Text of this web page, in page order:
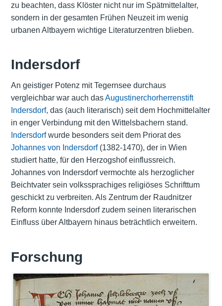
zu beachten, dass Klöster nicht nur im Spätmittelalter,
sondern in der gesamten Frühen Neuzeit im wenig
urbanen Altbayern wichtige Literaturzentren blieben.
Indersdorf
An geistiger Potenz mit Tegernsee durchaus
vergleichbar war auch dasAugustinerchorherrenstift
Indersdorf, das (auch literarisch) seit dem Hochmittelalter
in enger Verbindung mit den Wittelsbachern stand.
Indersdorfwurde besonders seit dem Priorat des
Johannes von Indersdorf(1382-1470), der in Wien
studiert hatte, für den Herzogshof einflussreich.
Johannes von Indersdorf vermochte als herzoglicher
Beichtvater sein volkssprachiges religiöses Schrifttum
geschickt zu verbreiten. Als Zentrum der Raudnitzer
Reform konnte Indersdorf zudem seinen literarischen
Einfluss über Altbayern hinaus beträchtlich erweitern.
Forschung